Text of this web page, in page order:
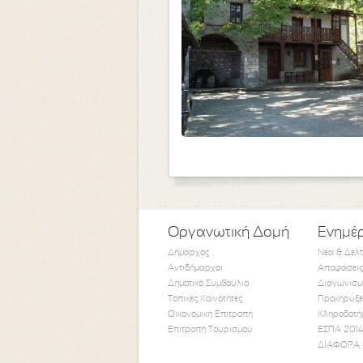
Οργανωτική Δομή
Δήμαρχος
Αντιδήμαρχοι
Δημοτικό Συμβούλιο
Τοπικές Κοινότητες
Οικονομική Επιτροπή
Επιτροπή Τουρισμού
Νέα &
ΕΣΠΑ
ΔΙΑΦΟΡΑ